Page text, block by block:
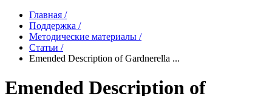
Главная /
Поддержка /
Методические материалы /
Статьи /
Emended Description of Gardnerella ...
Emended Description of